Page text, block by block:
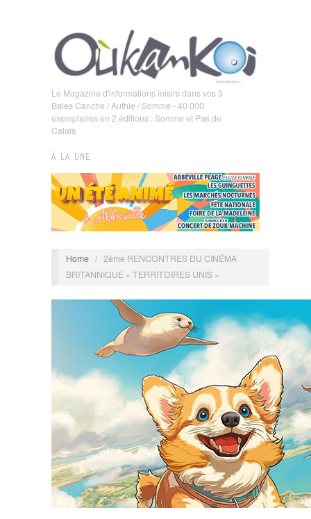
Le Magazine d'informations loisirs dans vos 3
Baies Canche / Authie / Somme - 40 000
exemplaires en 2 éditions : Somme et Pas de
Calais
À LA UNE
Home / 2ème RENCONTRES DU CINÉMA
BRITANNIQUE « TERRITOIRES UNIS »